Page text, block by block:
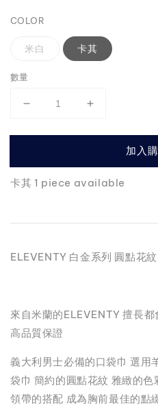
COLOR
米白 卡其
數量
加入
卡其 1 piece available
ELEVENTY 白金系列 圓點花
來自米蘭的ELEVENTY 擅長
高品質保證
義大利男士必備的口袋巾 選用
袋巾 簡約的圓點花紋 雅緻的
領帶的搭配 成為胸前最佳的點